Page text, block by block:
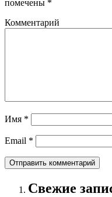
помечены *
Комментарий
Имя *
Email *
Свежие